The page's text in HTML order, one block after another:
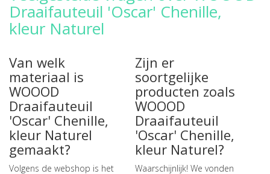
Draaifauteuil 'Oscar' Chenille,
kleur Naturel
Van welk
materiaal is
WOOOD
Draaifauteuil
'Oscar' Chenille,
kleur Naturel
gemaakt?
Volgens de webshop is het
Zijn er
soortgelijke
producten zoals
WOOOD
Draaifauteuil
'Oscar' Chenille,
kleur Naturel?
Waarschijnlijk! We vonden